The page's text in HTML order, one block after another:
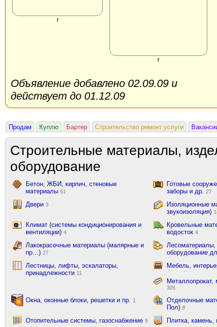
r
r
Объявление добавлено 02.09.09 и
действует до 01.12.09
Продам Куплю Бартер Строительство ремонт услуги
Строительные материалы,
оборудование
Бетон, ЖБИ, кирпич, стеновые
материалы 51
Готовые
заборы и др.
27
Двери 3
Изоляционные
звукоизоляция)
Климат (системы кондиционирования и
вентиляции) 4
Кровельные
водосток 4
Лакокрасочные материалы (малярные и
пр…) 27
оборудование
Лестницы, лифты, эскалаторы,
принадлежности 11
Мебель,
305
Окна, оконные блоки, решетки и пр. 1
Отделочные
Пол) 8
Отопительные системы, газоснабжение 9 Плитка,